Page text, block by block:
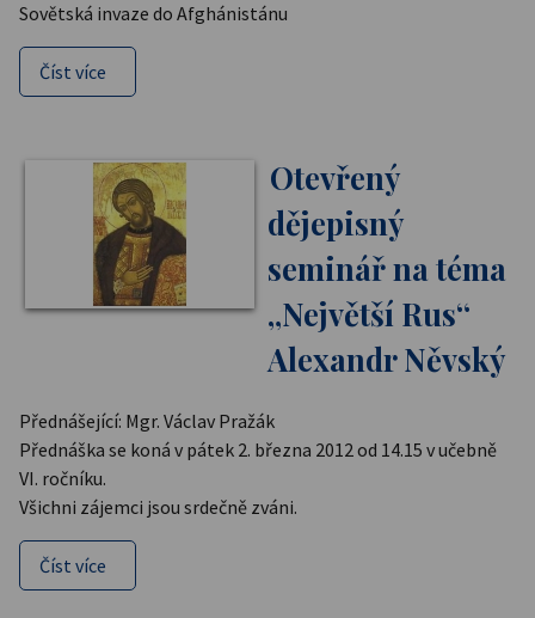
Sovětská invaze do Afghánistánu
Číst více
Otevřený
dějepisný
seminář na téma
„Největší Rus“
Alexandr Něvský
Přednášející: Mgr. Václav Pražák
Přednáška se koná v pátek 2. března 2012 od 14.15 v učebně
VI. ročníku.
Všichni zájemci jsou srdečně zváni.
Číst více